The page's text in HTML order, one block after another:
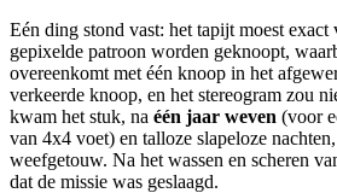
Eén ding stond vast: het tapijt moest exact
gepixelde patroon worden geknoopt,
overeenkomt met één knoop in het
verkeerde knoop, en het stereogram zou
kwam het stuk, na één jaar weven (voor
van 4x4 voet) en talloze slapeloze
weefgetouw. Na het wassen en scheren
dat de missie was geslaagd.